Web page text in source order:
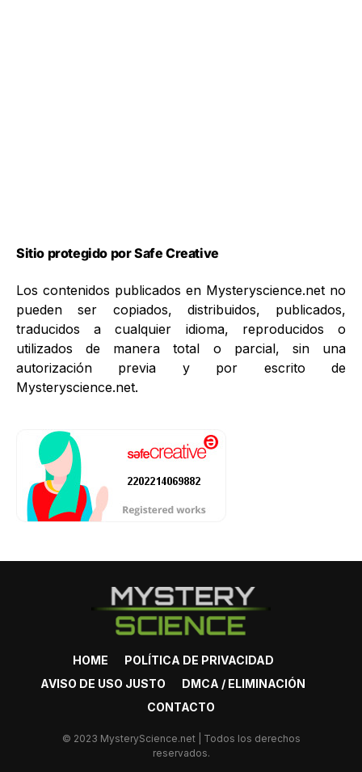
Sitio protegido por Safe Creative
Los contenidos publicados en Mysteryscience.net no
pueden ser copiados, distribuidos, publicados,
traducidos a cualquier idioma, reproducidos o
utilizados de manera total o parcial, sin una
autorización previa y por escrito de
Mysteryscience.net.
HOME
POLÍTICA DE PRIVACIDAD
AVISO DE USO JUSTO
DMCA / ELIMINACIÓN
CONTACTO
© 2023 MysteryScience.net | Todos los derechos
reservados.